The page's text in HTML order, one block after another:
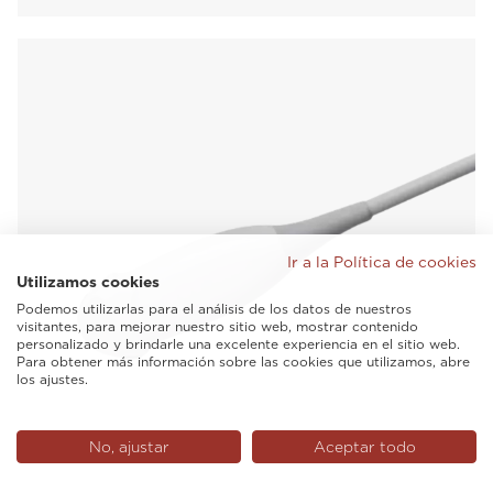
Ir a la Política de cookies
Utilizamos cookies
Podemos utilizarlas para el análisis de los datos de nuestros
visitantes, para mejorar nuestro sitio web, mostrar contenido
personalizado y brindarle una excelente experiencia en el sitio web.
Para obtener más información sobre las cookies que utilizamos, abre
los ajustes.
No, ajustar Aceptar todo